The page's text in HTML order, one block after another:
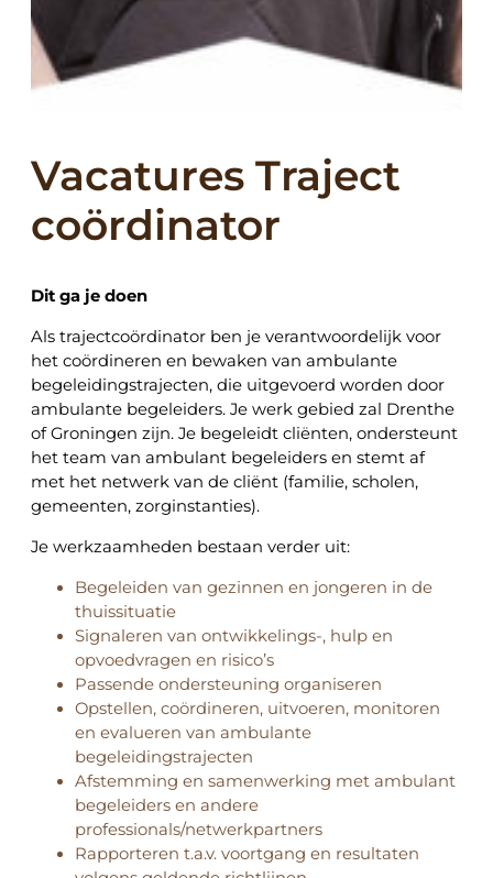
Vacatures Traject
coördinator
Dit ga je doen
Als trajectcoördinator ben je verantwoordelijk voor
het coördineren en bewaken van ambulante
begeleidingstrajecten, die uitgevoerd worden door
ambulante begeleiders. Je werk gebied zal Drenthe
of Groningen zijn. Je begeleidt cliënten, ondersteunt
het team van ambulant begeleiders en stemt af
met het netwerk van de cliënt (familie, scholen,
gemeenten, zorginstanties).
Je werkzaamheden bestaan verder uit:
Begeleiden van gezinnen en jongeren in de
thuissituatie
Signaleren van ontwikkelings-, hulp en
opvoedvragen en risico’s
Passende ondersteuning organiseren
Opstellen, coördineren, uitvoeren, monitoren
en evalueren van ambulante
begeleidingstrajecten
Afstemming en samenwerking met ambulant
begeleiders en andere
professionals/netwerkpartners
Rapporteren t.a.v. voortgang en resultaten